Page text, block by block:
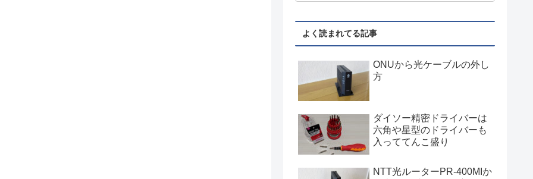
よく読まれてる記事
ONUから光ケーブルの外し
方
ダイソー精密ドライバーは
六角や星型のドライバーも
入っててんこ盛り
NTT光ルーターPR-400MIか